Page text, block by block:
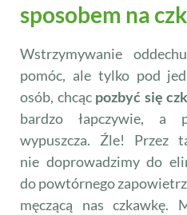
sposobem na
Wstrzymywanie
pomóc, ale tylko pod
osób, chcąc pozbyć się
bardzo łapczywie, a
wypuszcza. Źle! Przez
nie doprowadzimy do
do powtórnego
męczącą nas